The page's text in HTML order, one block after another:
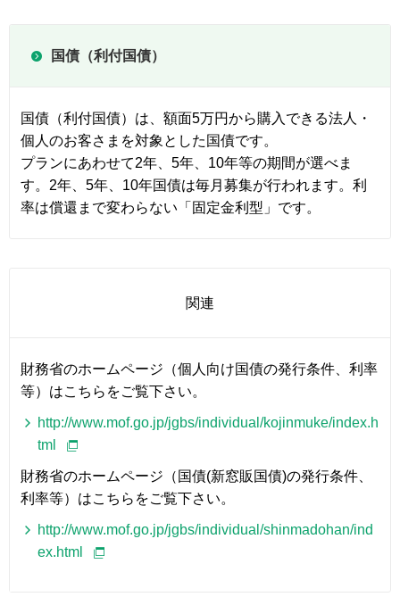
国債（利付国債）
国債（利付国債）は、額面5万円から購入できる法人・
個人のお客さまを対象とした国債です。
プランにあわせて2年、5年、10年等の期間が選べま
す。2年、5年、10年国債は毎月募集が行われます。利
率は償還まで変わらない「固定金利型」です。
関連
財務省のホームページ（個人向け国債の発行条件、利率
等）はこちらをご覧下さい。
http://www.mof.go.jp/jgbs/individual/kojinmuke/index.h
tml
財務省のホームページ（国債(新窓販国債)の発行条件、
利率等）はこちらをご覧下さい。
http://www.mof.go.jp/jgbs/individual/shinmadohan/ind
ex.html